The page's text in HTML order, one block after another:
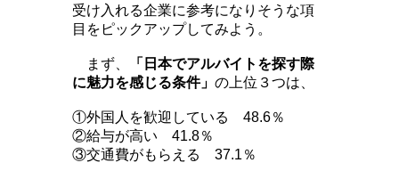
受け入れる企業に参考になりそうな項
目をピックアップしてみよう。
まず、
「日本でアルバイトを探す際
に魅力を感じる条件」 の上位３つは、
①外国人を歓迎している 48.6％
②給与が高い 41.8％
③交通費がもらえる 37.1％